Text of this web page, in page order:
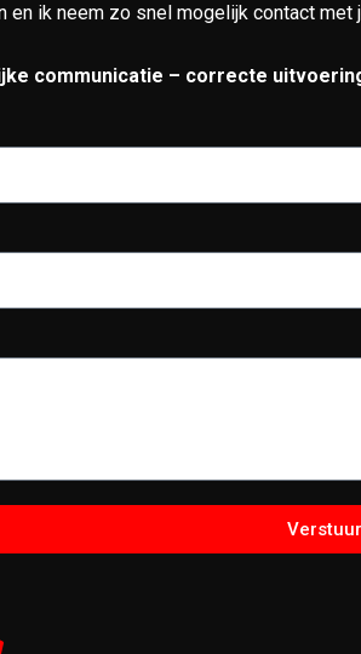
en ik neem zo snel mogelijk contact met
communicatie – correcte
Verstuur